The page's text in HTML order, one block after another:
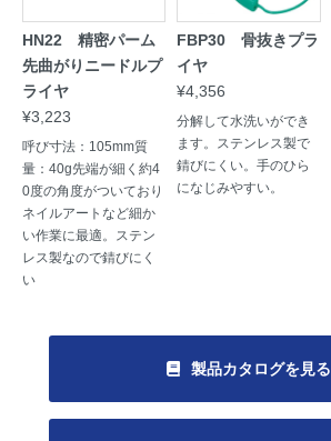
HN22 精密パーム
先曲がりニードルプ
ライヤ
¥3,223
呼び寸法：105mm質
量：40g先端が細く約4
0度の角度がついており
ネイルアートなど細か
い作業に最適。ステン
レス製なので錆びにく
い
FBP30 骨抜きプラ
イヤ
¥4,356
分解して水洗いができ
ます。ステンレス製で
錆びにくい。手のひら
になじみやすい。
製品カタログを見る